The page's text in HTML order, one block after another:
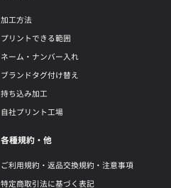
加工方法
プリントできる範囲
ネーム・ナンバー入れ
ブランドタグ付け替え
持ち込み加工
自社プリント工場
各種規約・他
ご利用規約・返品交換規約・注意事項
特定商取引法に基づく表記